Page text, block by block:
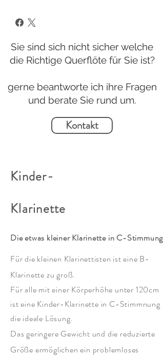
Sie sind sich nicht sicher welche
die Richtige Querflöte für Sie ist?
gerne beantworte ich ihre Fragen
und berate Sie rund um.
Kontakt
Kinder-
Klarinette
Die etwas kleinerKlarinettein C-Stimmung
Für die kleinen Klarinettisten ist eine B-
Klarinette zu groß.
Für alle mit einer Körperhöhe unter 120cm
ist eine Kinder-Klarinette in C-Stimmnung
die ideale Lösung.
Das geringere Gewicht und die reduzierte
Größe ermöglichen ein problemloses